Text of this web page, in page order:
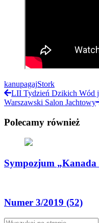
kanupagajStork
LII Tydzień Dzikich Wód
Warszawski Salon Jachtowy
Polecamy również
Sympozjum
Numer 3/2019 (52)